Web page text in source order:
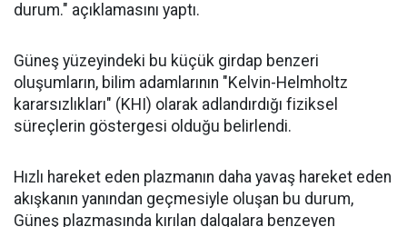
durum." açıklamasını yaptı.
Güneş yüzeyindeki bu küçük girdap benzeri
oluşumların, bilim adamlarının "Kelvin-Helmholtz
kararsızlıkları" (KHI) olarak adlandırdığı fiziksel
süreçlerin göstergesi olduğu belirlendi.
Hızlı hareket eden plazmanın daha yavaş hareket eden
akışkanın yanından geçmesiyle oluşan bu durum,
Güneş plazmasında kırılan dalgalara benzeyen